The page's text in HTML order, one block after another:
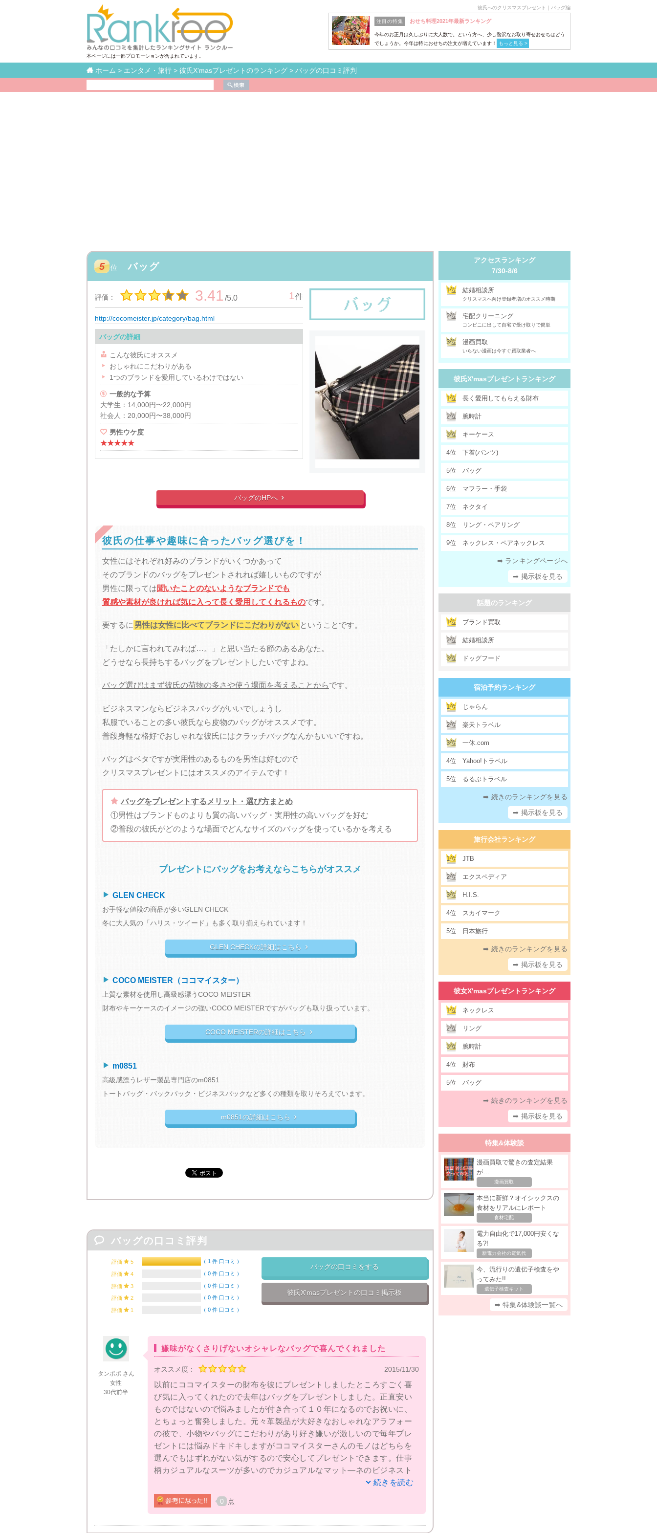
本ページには一部プロモーションが含まれています。
彼氏へのクリスマスプレゼント｜バッグ編
注目の特集 おせち料理2021年最新ランキング
今年のお正月は久しぶりに大人数で。という方へ、少し贅沢なお取り寄せおせちはどう
でしょうか。今年は特におせちの注文が増えています！
もっと見る >
 ホーム > エンタメ・旅行 > 彼氏X'masプレゼントのランキング > バッグの口コミ評判
5 位 バッグ
評価： 3.41 /5.0 1件
http://cocomeister.jp/category/bag.html
バッグの詳細
 こんな彼氏にオススメ
 おしゃれにこだわりがある
 1つのブランドを愛用しているわけではない
 一般的な予算
大学生：14,000円〜22,000円
社会人：20,000円〜38,000円
 男性ウケ度
★★★★★
バッグのHPへ 
彼氏の仕事や趣味に合ったバッグ選びを！
女性にはそれぞれ好みのブランドがいくつかあって
そのブランドのバッグをプレゼントされれば嬉しいものですが
男性に限っては聞いたことのないようなブランドでも
質感や素材が良ければ気に入って長く愛用してくれるものです。
要するに 男性は女性に比べてブランドにこだわりがない ということです。
「たしかに言われてみれば…。」と思い当たる節のあるあなた。
どうせなら長持ちするバッグをプレゼントしたいですよね。
バッグ選びはまず彼氏の荷物の多さや使う場面を考えることからです。
ビジネスマンならビジネスバッグがいいでしょうし
私服でいることの多い彼氏なら皮物のバッグがオススメです。
普段身軽な格好でおしゃれな彼氏にはクラッチバッグなんかもいいですね。
バッグはベタですが実用性のあるものを男性は好むので
クリスマスプレゼントにはオススメのアイテムです！
 バッグをプレゼントするメリット・選び方まとめ
①男性はブランドものよりも質の高いバッグ・実用性の高いバッグを好む
②普段の彼氏がどのような場面でどんなサイズのバッグを使っているかを考える
プレゼントにバッグをお考えならこちらがオススメ
 GLEN CHECK
お手軽な値段の商品が多いGLEN CHECK
冬に大人気の「ハリス・ツイード」も多く取り揃えられています！
GLEN CHECKの詳細はこちら 
 COCO MEISTER（ココマイスター）
上質な素材を使用し高級感漂うCOCO MEISTER
財布やキーケースのイメージの強いCOCO MEISTERですがバッグも取り扱っています。
COCO MEISTERの詳細はこちら 
 m0851
高級感漂うレザー製品専門店のm0851
トートバッグ・バックパック・ビジネスバックなど多くの種類を取りそろえています。
m0851の詳細はこちら 
 バッグの口コミ評判
評価 5 （ 1 件 口コミ ）
評価 4 （ 0 件 口コミ ）
評価 3 （ 0 件 口コミ ）
評価 2 （ 0 件 口コミ ）
評価 1 （ 0 件 口コミ ）
バッグの口コミをする
彼氏X'masプレゼントの口コミ掲示板
タンポポ さん
女性
30代前半
嫌味がなくさりげないオシャレなバッグで喜んでくれました
オススメ度： 2015/11/30
以前にココマイスターの財布を彼にプレゼントしましたところすごく喜
び気に入ってくれたので去年はバッグをプレゼントしました。正直安い
ものではないので悩みましたが付き合って１０年になるのでお祝いに、
とちょっと奮発しました。元々革製品が大好きなおしゃれなアラフォー
の彼で、小物やバッグにこだわりがあり好き嫌いが激しいので毎年プレ
ゼントには悩みドキドキしますがココマイスターさんのモノはどちらを
選んでもはずれがない気がするので安心してプレゼントできます。仕事
柄カジュアルなスーツが多いのでカジュアルなマット―ネのビジネスト
ート（ビターチョコ）をチョイスしましたが本当に喜んでくれました！
私のセンスがいいねと褒められましたし会社の上司からもカジュアルな
がらも大人の風格があり嫌味もなくさりげないオシャレなバッグだと褒
続きを読む
0 点
アクセスランキング
7/30-8/6
1位 結婚相談所
クリスマスへ向け登録者増のオススメ時期
2位 宅配クリーニング
コンビニに出して自宅で受け取りで簡単
3位 漫画買取
いらない漫画は今すぐ買取業者へ
彼氏X'masプレゼントランキング
1位 長く愛用してもらえる財布
2位 腕時計
3位 キーケース
4位 下着(パンツ)
5位 バッグ
6位 マフラー・手袋
7位 ネクタイ
8位 リング・ペアリング
9位 ネックレス・ペアネックレス
➡ ランキングページへ
➡ 掲示板を見る
話題のランキング
1位 ブランド買取
2位 結婚相談所
3位 ドッグフード
宿泊予約ランキング
1位 じゃらん
2位 楽天トラベル
3位 一休.com
4位 Yahoo!トラベル
5位 るるぶトラベル
➡ 続きのランキングを見る
➡ 掲示板を見る
旅行会社ランキング
1位 JTB
2位 エクスペディア
3位 H.I.S.
4位 スカイマーク
5位 日本旅行
➡ 続きのランキングを見る
➡ 掲示板を見る
彼女X'masプレゼントランキング
1位 ネックレス
2位 リング
3位 腕時計
4位 財布
5位 バッグ
➡ 続きのランキングを見る
➡ 掲示板を見る
特集&体験談
漫画買取で驚きの査定結果
が…
漫画買取
本当に新鮮？オイシックスの
食材をリアルにレポート
食材宅配
電力自由化で17,000円安くな
る?!
新電力会社の電気代
今、流行りの遺伝子検査をや
ってみた!!
遺伝子検査キット
➡ 特集&体験談一覧へ